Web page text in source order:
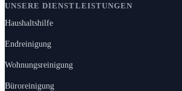
UNSERE DIENSTLEISTUNGEN
Haushaltshilfe
Endreinigung
Wohnungsreinigung
Büroreinigung